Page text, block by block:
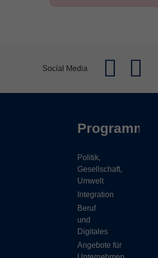
Social Media
Programm
Politik,
Gesellschaft,
Umwelt
Integration
Beruf
und
Digitales
Angebote für